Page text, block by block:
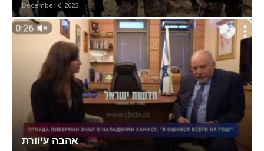
December 6, 2023
אהבה עיוורת